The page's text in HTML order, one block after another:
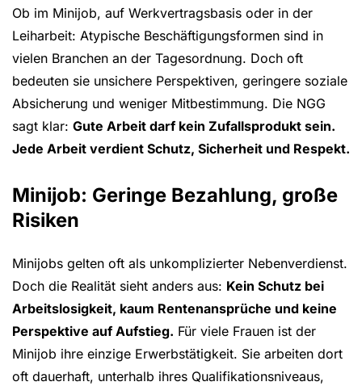
Ob im Minijob, auf Werkvertragsbasis oder in der
Leiharbeit: Atypische Beschäftigungsformen sind in
vielen Branchen an der Tagesordnung. Doch oft
bedeuten sie unsichere Perspektiven, geringere soziale
Absicherung und weniger Mitbestimmung. Die NGG
sagt klar: Gute Arbeit darf kein Zufallsprodukt sein.
Jede Arbeit verdient Schutz, Sicherheit und Respekt.
Minijob: Geringe Bezahlung, große
Risiken
Minijobs gelten oft als unkomplizierter Nebenverdienst.
Doch die Realität sieht anders aus: Kein Schutz bei
Arbeitslosigkeit, kaum Rentenansprüche und keine
Perspektive auf Aufstieg. Für viele Frauen ist der
Minijob ihre einzige Erwerbstätigkeit. Sie arbeiten dort
oft dauerhaft, unterhalb ihres Qualifikationsniveaus,